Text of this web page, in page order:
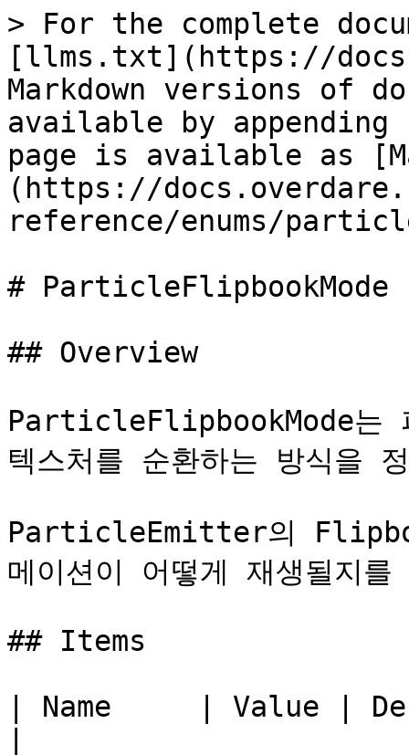
> For the complete
[llms.txt](https://
Markdown versions of
available by
page is available as
(https://
reference/enums/
# ParticleFlipbookMode
## Overview
ParticleFlipbookMode는
텍스처를 순환하는 방식을
ParticleEmitter의
메이션이 어떻게 재생될지
## Items
| Name     | Value |